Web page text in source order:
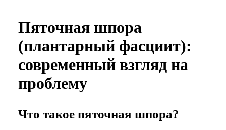
Пяточная шпора
(плантарный фасциит):
современный взгляд на
проблему
Что такое пяточная шпора?